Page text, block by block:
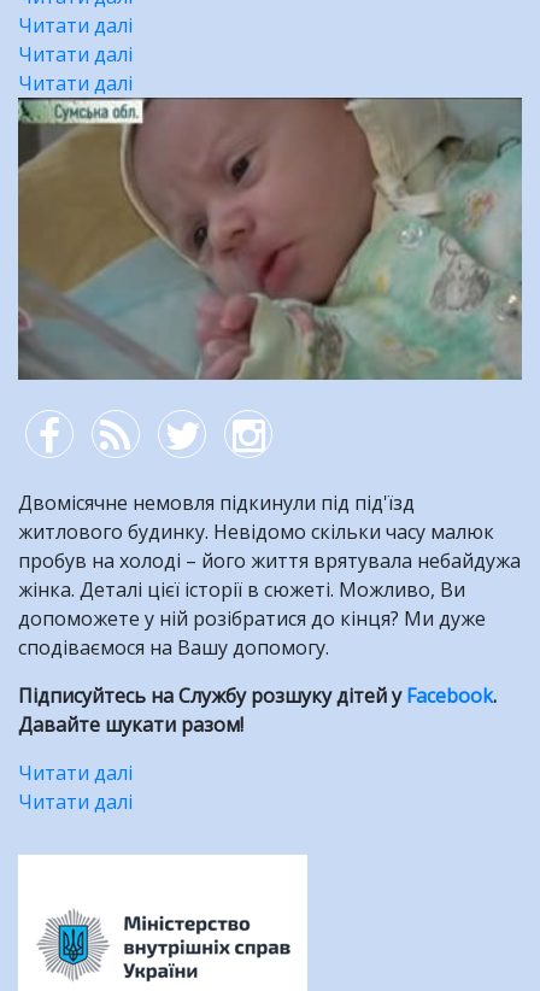
ВІДЕО
Читати далі
розшукала
трьох
зниклих
дітей.
Читати далі
Закарпатті
за
вихідні
було
знайдено
двох
Читати далі
Ділимося
новинами:
підлітків
розшукані
Двомісячне немовля підкинули під під'їзд
житлового будинку. Невідомо скільки часу малюк
пробув на холоді – його життя врятувала небайдужа
жінка. Деталі цієї історії в сюжеті. Можливо, Ви
допоможете у ній розібратися до кінця? Ми дуже
сподіваємося на Вашу допомогу.
Підписуйтесь на Службу розшуку дітей уFacebook.
Давайте шукати разом!
Читати далі
підкинули
під'їзд
житлового
будинку.
Читати далі
у
рік!
Розбивка
сторінки